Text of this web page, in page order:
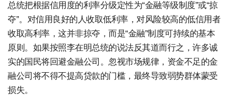
总统把根据信用度的利率分级定性为“金融等级制度”或“掠
夺”。对信用良好的人收取低利率，对风险较高的低信用者
收取高利率，这并非掠夺，而是“金融”制度可持续的基本
原则。如果按照李在明总统的说法反其道而行之，许多诚
实的国民将回避金融公司。忽视市场规律，资金不足的金
融公司将不得不提高贷款的门槛，最终导致弱势群体蒙受
损失。